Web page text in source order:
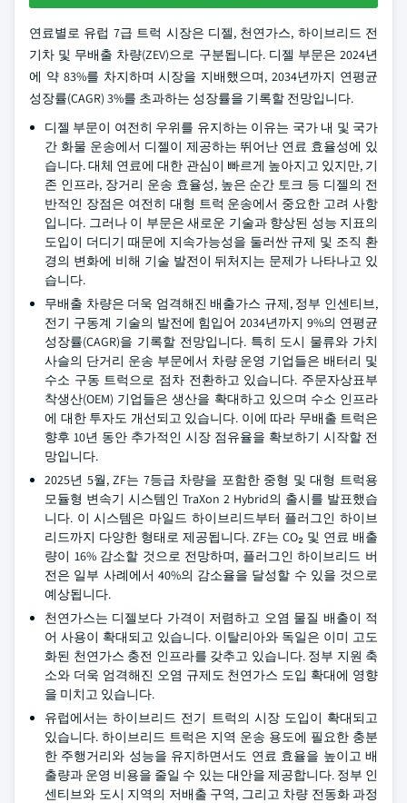
연료별로 유럽 7급 트럭 시장은 디젤, 천연가스, 하이브리드 전
기차 및 무배출 차량(ZEV)으로 구분됩니다. 디젤 부문은 2024년
에 약 83%를 차지하며 시장을 지배했으며, 2034년까지 연평균
성장률(CAGR) 3%를 초과하는 성장률을 기록할 전망입니다.
디젤 부문이 여전히 우위를 유지하는 이유는 국가 내 및 국가
간 화물 운송에서 디젤이 제공하는 뛰어난 연료 효율성에 있
습니다. 대체 연료에 대한 관심이 빠르게 높아지고 있지만, 기
존 인프라, 장거리 운송 효율성, 높은 순간 토크 등 디젤의 전
반적인 장점은 여전히 대형 트럭 운송에서 중요한 고려 사항
입니다. 그러나 이 부문은 새로운 기술과 향상된 성능 지표의
도입이 더디기 때문에 지속가능성을 둘러싼 규제 및 조직 환
경의 변화에 비해 기술 발전이 뒤처지는 문제가 나타나고 있
습니다.
무배출 차량은 더욱 엄격해진 배출가스 규제, 정부 인센티브,
전기 구동계 기술의 발전에 힘입어 2034년까지 9%의 연평균
성장률(CAGR)을 기록할 전망입니다. 특히 도시 물류와 가치
사슬의 단거리 운송 부문에서 차량 운영 기업들은 배터리 및
수소 구동 트럭으로 점차 전환하고 있습니다. 주문자상표부
착생산(OEM) 기업들은 생산을 확대하고 있으며 수소 인프라
에 대한 투자도 개선되고 있습니다. 이에 따라 무배출 트럭은
향후 10년 동안 추가적인 시장 점유율을 확보하기 시작할 전
망입니다.
2025년 5월, ZF는 7등급 차량을 포함한 중형 및 대형 트럭용
모듈형 변속기 시스템인 TraXon 2 Hybrid의 출시를 발표했습
니다. 이 시스템은 마일드 하이브리드부터 플러그인 하이브
리드까지 다양한 형태로 제공됩니다. ZF는 CO₂ 및 연료 배출
량이 16% 감소할 것으로 전망하며, 플러그인 하이브리드 버
전은 일부 사례에서 40%의 감소율을 달성할 수 있을 것으로
예상됩니다.
천연가스는 디젤보다 가격이 저렴하고 오염 물질 배출이 적
어 사용이 확대되고 있습니다. 이탈리아와 독일은 이미 고도
화된 천연가스 충전 인프라를 갖추고 있습니다. 정부 지원 축
소와 더욱 엄격해진 오염 규제도 천연가스 도입 확대에 영향
을 미치고 있습니다.
유럽에서는 하이브리드 전기 트럭의 시장 도입이 확대되고
있습니다. 하이브리드 트럭은 지역 운송 용도에 필요한 충분
한 주행거리와 성능을 유지하면서도 연료 효율을 높이고 배
출량과 운영 비용을 줄일 수 있는 대안을 제공합니다. 정부 인
센티브와 도시 지역의 저배출 구역, 그리고 차량 전동화 과정